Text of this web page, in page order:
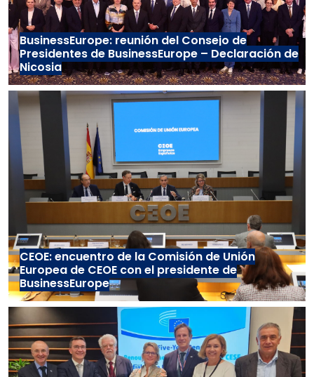
BusinessEurope: reunión del Consejo de
Presidentes de BusinessEurope – Declaración de
Nicosia
CEOE: encuentro de la Comisión de Unión
Europea de CEOE con el presidente de
BusinessEurope